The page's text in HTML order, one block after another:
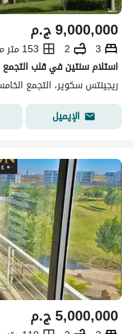
ج.م9,000,000
3
2
153 متر مربع
ريجينتس سكوير، التجمع
الإيميل
ج.م5,000,000